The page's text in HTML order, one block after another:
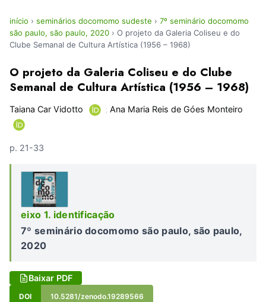
início › seminários docomomo sudeste › 7º seminário docomomo
são paulo, são paulo, 2020 › O projeto da Galeria Coliseu e do
Clube Semanal de Cultura Artística (1956 – 1968)
O projeto da Galeria Coliseu e do Clube
Semanal de Cultura Artística (1956 – 1968)
Taiana Car Vidotto ; Ana Maria Reis de Góes Monteiro
p. 21-33
eixo 1. identificação
7º seminário docomomo são paulo, são paulo,
2020
Baixar PDF
DOI 10.5281/zenodo.19289566